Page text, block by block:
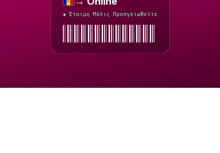
Ανδόρα
Έτοιμη Μόλις Προσγειωθείτε